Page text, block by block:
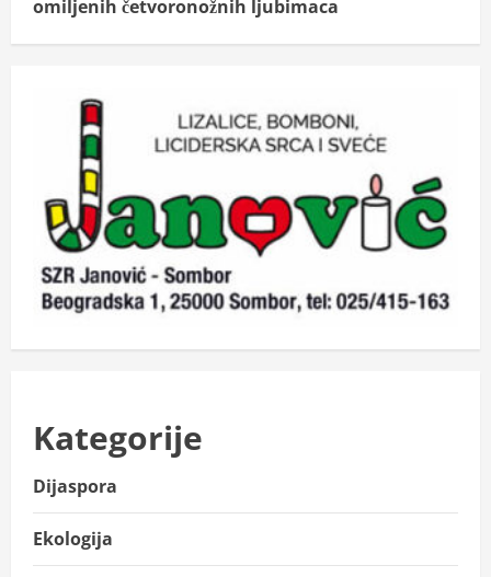
omiljenih četvoronožnih ljubimaca
Kategorije
Dijaspora
Ekologija